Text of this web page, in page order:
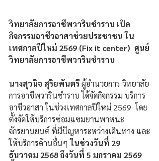
วิทยาลัยการอาชีพวารินชำราบ เปิด
กิจกรรมอาชีวอาสาช่วยประชาชน ใน
เทศกาลปีใหม่ 2569 (Fix it center)  ศูนย์
วิทยาลัยการอาชีพวารินชำราบ
นางสุวนิจ สุริยพันตรี ผู้อำนวยการ วิทยาลัย
การอาชีพวารินชำราบ ได้จัดกิจกรรม บริการ
อาชีวอาสา ในช่วงเทศกาลปีใหม่ 2569  โดย
ตั้งจัดให้บริการซ่อมแซมยานพาหนะ
จักรยานยนต์ ที่มีปัญหาระหว่างเดินทาง และ
ให้บริการด้านอื่นๆ ในช่วงวันที่ 29
ธันวาคม 2568 ถึงวันที่ 5 มกราคม 2569